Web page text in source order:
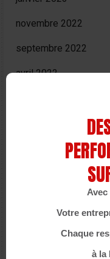
novembre 2022
septembre 2022
avril 2022
septembre 2021
Votre
Chaque
à la